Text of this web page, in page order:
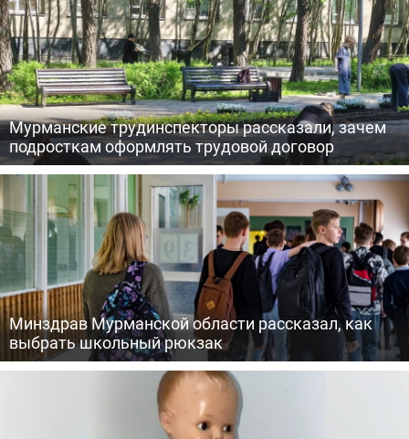
Мурманские трудинспекторы рассказали, зачем
подросткам оформлять трудовой договор
Минздрав Мурманской области рассказал, как
выбрать школьный рюкзак